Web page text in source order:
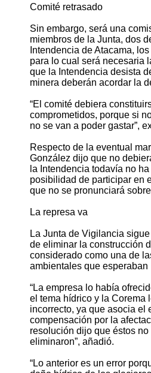
Comité retrasado
Sin embargo, será una
miembros de la Junta, dos
Intendencia de Atacama,
para lo cual será necesaria
que la Intendencia desista
minera deberán acordar la
“El comité debiera
comprometidos, porque si
no se van a poder gastar”,
Respecto de la eventual
González dijo que no
la Intendencia todavía no
posibilidad de participar en
que no se pronunciará
La represa va
La Junta de Vigilancia
de eliminar la construcción
considerado como una de
ambientales que
“La empresa lo había
el tema hídrico y la Corema
incorrecto, ya que asocia el
compensación por la
resolución dijo que éstos
eliminaron”, añadió.
“Lo anterior es un error